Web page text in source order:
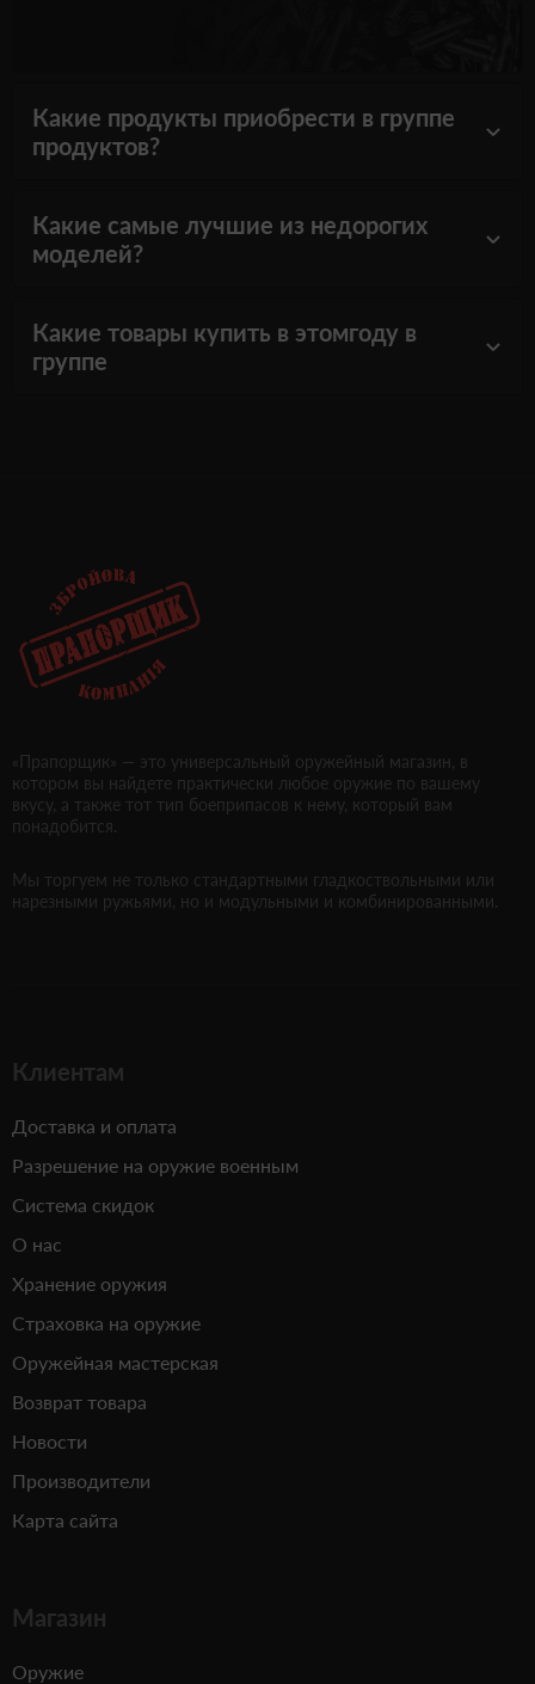
Какие продукты приобрести в группе
продуктов?
Какие самые лучшие из недорогих
моделей?
Какие товары купить в этомгоду в
группе
«Прапорщик» — это универсальный оружейный магазин, в
котором вы найдете практически любое оружие по вашему
вкусу, а также тот тип боеприпасов к нему, который вам
понадобится.
Мы торгуем не только стандартными гладкоствольными или
нарезными ружьями, но и модульными и комбинированными.
Клиентам
Доставка и оплата
Разрешение на оружие военным
Система скидок
О нас
Хранение оружия
Страховка на оружие
Оружейная мастерская
Возврат товара
Новости
Производители
Карта сайта
Магазин
Оружие